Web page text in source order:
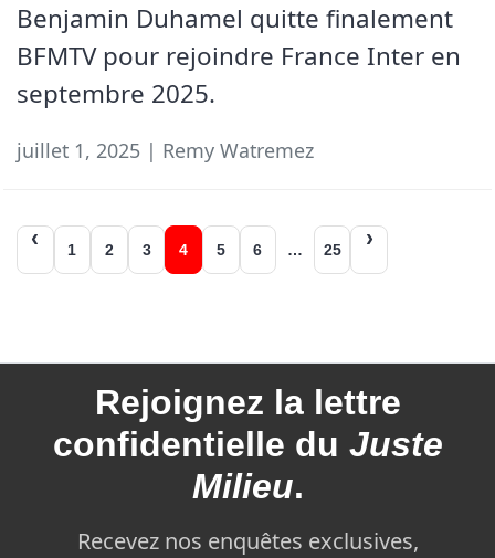
Benjamin Duhamel quitte finalement
BFMTV pour rejoindre France Inter en
septembre 2025.
juillet 1, 2025 | Remy Watremez
Navigation
des
1 2 3 4 5 6 … 25
Rejoignez la lettre
confidentielle du Juste
Milieu.
Recevez nos enquêtes exclusives,